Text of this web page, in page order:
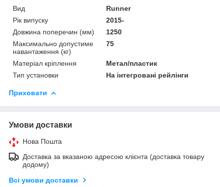
Вид
Runner
Рік випуску
2015-
Довжина поперечин (мм)
1250
Максимально допустиме
навантаження (кг)
75
Матеріал кріплення
Метал/пластик
Тип установки
На інтегровані рейлінги
Приховати
Умови доставки
Нова Пошта
Доставка за вказаною адресою клієнта (доставка товару
додому)
Всі умови доставки